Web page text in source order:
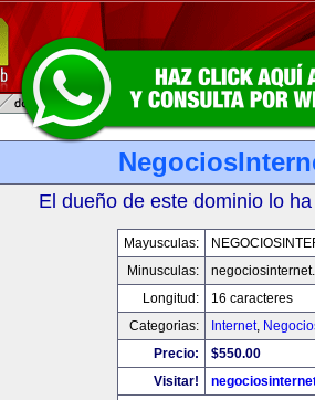
El dueño de este dominio lo
Mayusculas:
Minusculas:
Longitud:
16 caracteres
Categorias:
Internet,
Precio:
$550.00
Visitar!